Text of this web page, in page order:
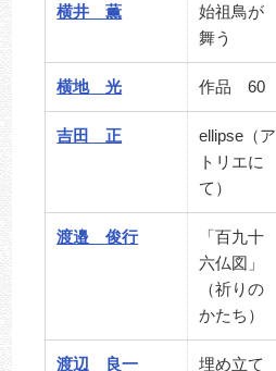
横井 薫
始祖鳥が
舞う
横地 光 作品 60
吉田 正
ellipse（ア
トリエに
て）
渡邉 俊行
「百九十
六仏図」
（祈りの
かたち）
渡辺 良一 埋め立て